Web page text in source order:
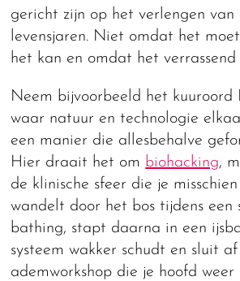
gericht zijn op het verlengen van
levensjaren. Niet omdat het
het kan en omdat het
Neem bijvoorbeeld het kuuroord
waar natuur en technologie
een manier die allesbehalve
Hier draait het om biohacking,
de klinische sfeer die je
wandelt door het bos tijdens een
bathing, stapt daarna in een
systeem wakker schudt en sluit
ademworkshop die je hoofd